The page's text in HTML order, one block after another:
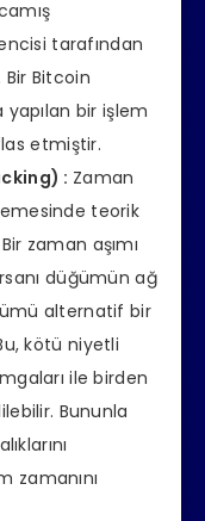
tarafından
Bir Bitcoin
yapılan bir işlem
etmiştir.
: Zaman
teorik
zaman aşımı
düğümün ağ
alternatif bir
kötü niyetli
ile birden
Bununla
zamanını